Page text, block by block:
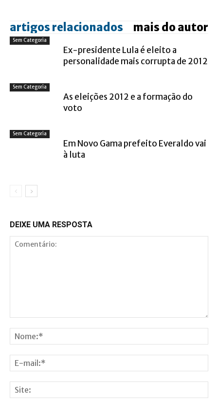
artigos relacionados mais do autor
Sem Categoria
Ex-presidente Lula é eleito a
personalidade mais corrupta de 2012
Sem Categoria
As eleições 2012 e a formação do
voto
Sem Categoria
Em Novo Gama prefeito Everaldo vai
à luta
DEIXE UMA RESPOSTA